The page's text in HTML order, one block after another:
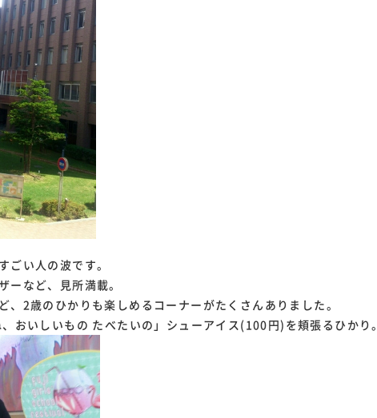
ごい人の波です。
ーなど、見所満載。
、2歳のひかりも楽しめるコーナーがたくさんありました。
おいしいもの たべたいの」シューアイス(100円)を頬張るひかり。